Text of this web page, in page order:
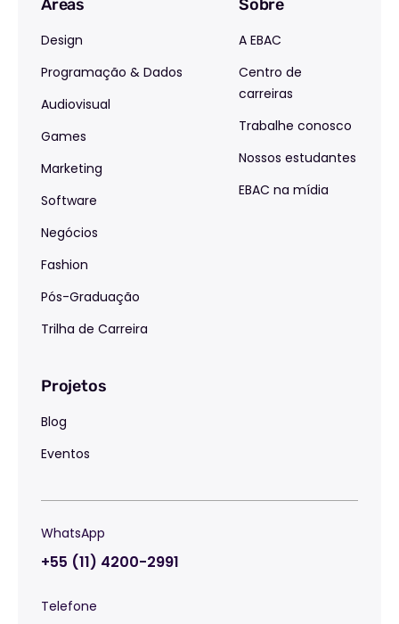
Áreas
Design
Programação & Dados
Audiovisual
Games
Marketing
Software
Negócios
Fashion
Pós-Graduação
Trilha de Carreira
Sobre
A EBAC
Centro de
carreiras
Trabalhe conosco
Nossos estudantes
EBAC na mídia
Projetos
Blog
Eventos
WhatsApp
+55 (11) 4200-2991
Telefone